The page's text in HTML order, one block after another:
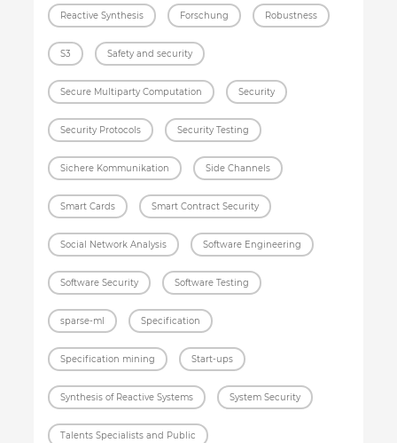
Reactive Synthesis Forschung Robustness
S3 Safety and security
Secure Multiparty Computation Security
Security Protocols Security Testing
Sichere Kommunikation Side Channels
Smart Cards Smart Contract Security
Social Network Analysis Software Engineering
Software Security Software Testing
sparse-ml Specification
Specification mining Start-ups
Synthesis of Reactive Systems System Security
Talents Specialists and Public